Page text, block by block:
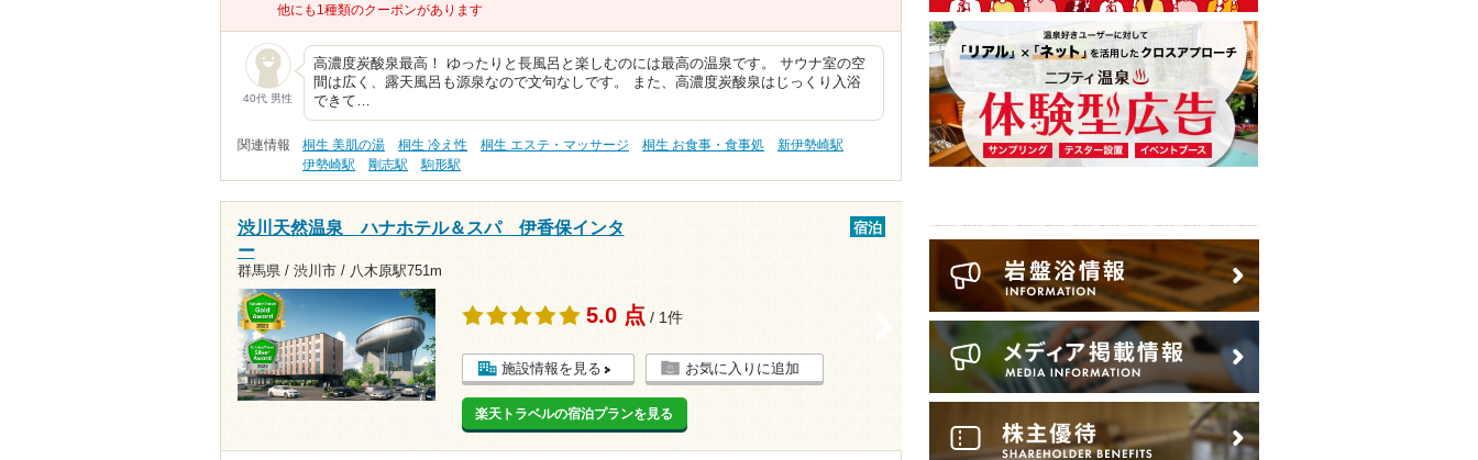
他にも1種類のクーポンがあります
40代 男性
高濃度炭酸泉最高！ ゆったりと長風呂と楽しむのには最高の温泉です。 サウナ室の空
間は広く、露天風呂も源泉なので文句なしです。 また、高濃度炭酸泉はじっくり入浴
できて…
関連情報 桐生 美肌の湯 桐生 冷え性 桐生 エステ・マッサージ 桐生 お食事・食事処
新伊勢崎駅
伊勢崎駅
剛志駅 駒形駅
渋川天然温泉 ハナホテル＆スパ 伊香保インタ
ー
群馬県 / 渋川市 / 八木原駅751m
宿泊
5.0 点 / 1件
施設情報を見る お気に入りに追加
楽天トラベルの宿泊プランを見る